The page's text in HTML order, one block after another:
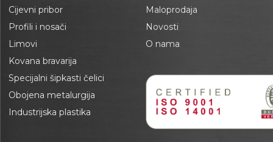
Cijevni pribor
Profili i nosači
Limovi
Kovana bravarija
Specijalni šipkasti čelici
Obojena metalurgija
Industrijska plastika
Maloprodaja
Novosti
O nama